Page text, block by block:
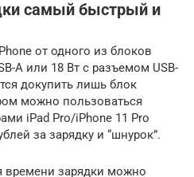
самый быстрый и
от одного из блоков
A или 18 Вт с разъемом USB-
докупить лишь блок
можно пользоваться
iPad Pro/iPhone 11 Pro
за зарядку и “шнурок”.
времени зарядки можно